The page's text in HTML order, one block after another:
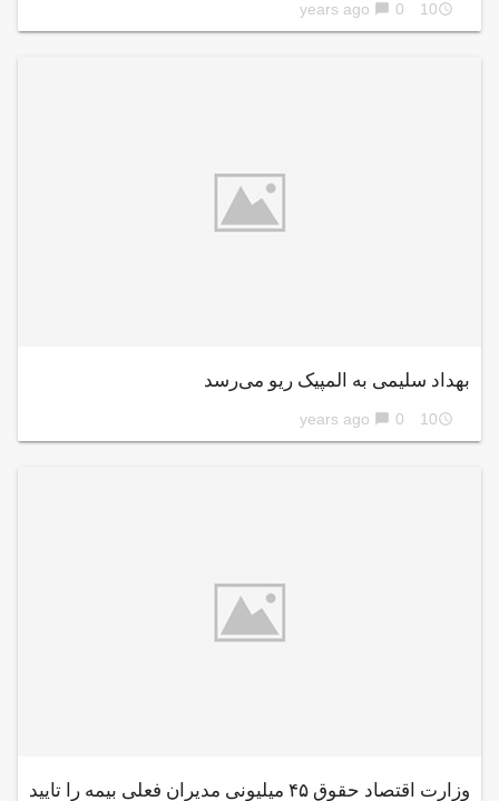
access_time
10 years ago
chat_bubble 0
بهداد سلیمی به المپیک ریو می‌رسد
access_time
10 years ago
chat_bubble 0
وزارت اقتصاد حقوق ۴۵ میلیونی مدیران فعلی بیمه را تایید